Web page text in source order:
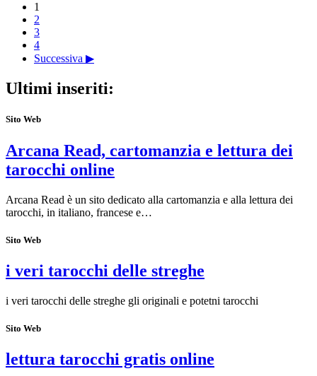
1
2
3
4
Successiva ▶
Ultimi inseriti:
Sito Web
Arcana Read, cartomanzia e lettura dei
tarocchi online
Arcana Read è un sito dedicato alla cartomanzia e alla lettura dei
tarocchi, in italiano, francese e…
Sito Web
i veri tarocchi delle streghe
i veri tarocchi delle streghe gli originali e potetni tarocchi
Sito Web
lettura tarocchi gratis online